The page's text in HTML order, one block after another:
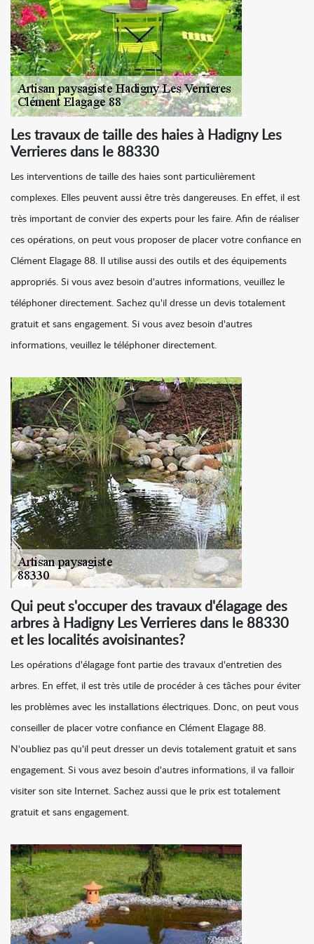
Les travaux de taille des haies à Hadigny Les
Verrieres dans le 88330
Les interventions de taille des haies sont particulièrement
complexes. Elles peuvent aussi être très dangereuses. En effet, il est
très important de convier des experts pour les faire. Afin de réaliser
ces opérations, on peut vous proposer de placer votre confiance en
Clément Elagage 88. Il utilise aussi des outils et des équipements
appropriés. Si vous avez besoin d'autres informations, veuillez le
téléphoner directement. Sachez qu'il dresse un devis totalement
gratuit et sans engagement. Si vous avez besoin d'autres
informations, veuillez le téléphoner directement.
Qui peut s'occuper des travaux d'élagage des
arbres à Hadigny Les Verrieres dans le 88330
et les localités avoisinantes?
Les opérations d'élagage font partie des travaux d'entretien des
arbres. En effet, il est très utile de procéder à ces tâches pour éviter
les problèmes avec les installations électriques. Donc, on peut vous
conseiller de placer votre confiance en Clément Elagage 88.
N'oubliez pas qu'il peut dresser un devis totalement gratuit et sans
engagement. Si vous avez besoin d'autres informations, il va falloir
visiter son site Internet. Sachez aussi que le prix est totalement
gratuit et sans engagement.